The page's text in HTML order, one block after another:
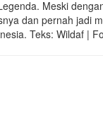
Meski
dan pernah jadi
Teks: Wildaf |